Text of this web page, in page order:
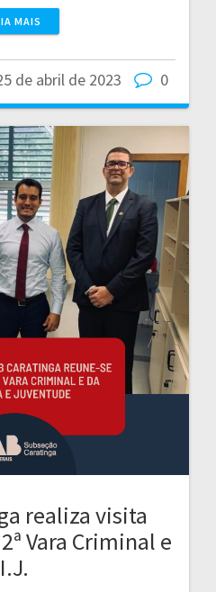
MAIS
de abril de 2023 0
realiza visita
Vara Criminal e
I.J.